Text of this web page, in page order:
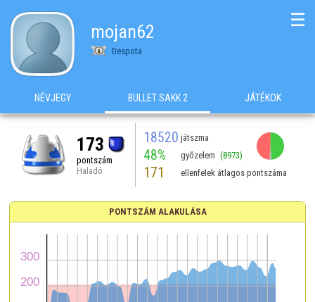
mojan62
Despota
☰
NÉVJEGY BULLET SAKK 2 JÁTÉKOK
173
pontszám
Haladó
18520 játszma
48% győzelem (8973)
171 ellenfelek átlagos pontszáma
PONTSZÁM ALAKULÁSA